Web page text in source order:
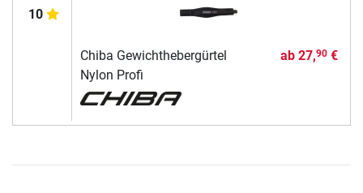
10
Chiba Gewichthebergürtel
Nylon Profi
ab 27,90€